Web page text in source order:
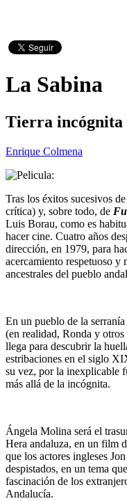
La Sabina
Tierra incógnita
Enrique Colmena
Tras los éxitos sucesivos de
crítica) y, sobre todo, de
Luis Borau, como es
hacer cine. Cuatro años
dirección, en 1979, para
acercamiento respetuoso y
ancestrales del pueblo
En un pueblo de la
(en realidad, Ronda y
llega para descubrir la
estribaciones en el siglo
su vez, por la inexplicable
más allá de la incógnita.
Ángela Molina será el
Hera andaluza, en un film
que los actores ingleses
despistados, en un tema
fascinación de los
Andalucía.